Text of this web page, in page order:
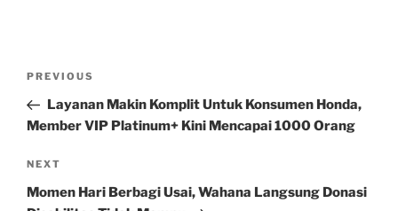
Previous
Post
PREVIOUS
Layanan Makin Komplit Untuk Konsumen Honda,
Member VIP Platinum+ Kini Mencapai 1000 Orang
Next
Post
NEXT
Momen Hari Berbagi Usai, Wahana Langsung Donasi